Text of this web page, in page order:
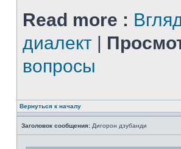
Read more :
диалект |
вопросы
Вернуться к началу
Заголовок сообщения: Дигорон дзубанди